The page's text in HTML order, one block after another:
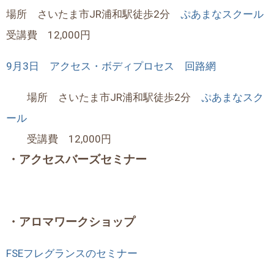
場所 さいたま市JR浦和駅徒歩2分 ぷあまなスクール
受講費 12,000円
9月3日 アクセス・ボディプロセス 回路網
場所 さいたま市JR浦和駅徒歩2分 ぷあまなスク
ール
受講費 12,000円
・アクセスバーズセミナー
・アロマワークショップ
FSEフレグランスのセミナー